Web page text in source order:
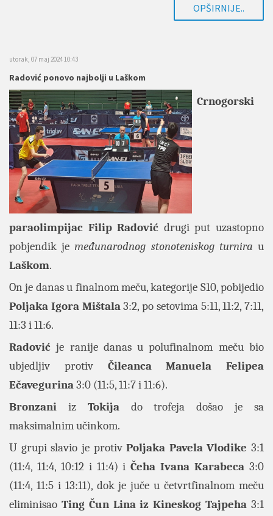
OPŠIRNIJE..
utorak, 07 maj 2024 10:43
Radović ponovo najbolji u Laškom
Crnogorski
paraolimpijac Filip Radović drugi put uzastopno
pobjendik je međunarodnog stonoteniskog turnira u
Laškom.
On je danas u finalnom meču, kategorije S10, pobijedio
Poljaka Igora Mištala3:2, po setovima 5:11, 11:2, 7:11,
11:3 i 11:6.
Radović je ranije danas u polufinalnom meču bio
ubjedljiv protiv Čileanca Manuela Felipea
Ečavegurina3:0 (11:5, 11:7 i 11:6).
Bronzani izTokijado trofeja došao je sa
maksimalnim učinkom.
U grupi slavio je protivPoljaka Pavela Vlodike 3:1
(11:4, 11:4, 10:12 i 11:4) iČeha Ivana Karabeca 3:0
(11:4, 11:5 i 13:11), dok je juče u četvrtfinalnom meču
eliminisao Ting Čun Lina iz Kineskog Tajpeha 3:1